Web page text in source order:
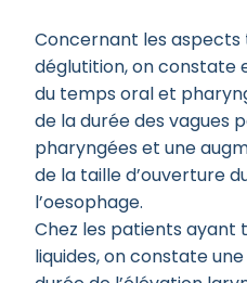
Concernant les
déglutition, on constate
du temps oral et
de la durée des vagues
pharyngées et une
de la taille d’ouverture
l’oesophage.
Chez les patients ayant
liquides, on constate